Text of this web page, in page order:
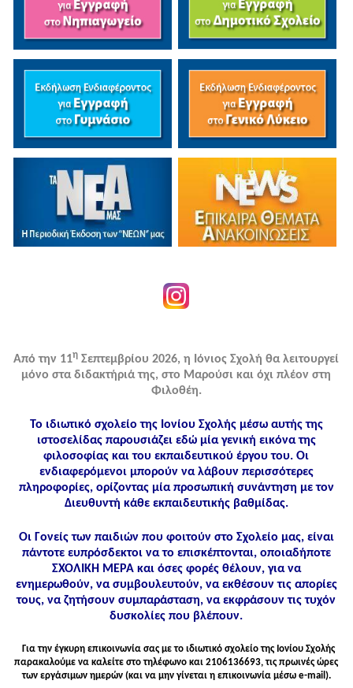
Από την 11η Σεπτεμβρίου 2026, η Ιόνιος Σχολή θα λειτουργεί
μόνο στα διδακτήριά της, στο Μαρούσι και όχι πλέον στη
Φιλοθέη.
Το ιδιωτικό σχολείο της Ιονίου Σχολής μέσω αυτής της
ιστοσελίδας παρουσιάζει εδώ μία γενική εικόνα της
φιλοσοφίας και του εκπαιδευτικού έργου του. Οι
ενδιαφερόμενοι μπορούν να λάβουν περισσότερες
πληροφορίες, ορίζοντας μία προσωπική συνάντηση με τον
Διευθυντή κάθε εκπαιδευτικής βαθμίδας.
Οι Γονείς των παιδιών που φοιτούν στο Σχολείο μας, είναι
πάντοτε ευπρόσδεκτοι να το επισκέπτονται, οποιαδήποτε
ΣΧΟΛΙΚΗ ΜΕΡΑ και όσες φορές θέλουν, για να
ενημερωθούν, να συμβουλευτούν, να εκθέσουν τις απορίες
τους, να ζητήσουν συμπαράσταση, να εκφράσουν τις τυχόν
δυσκολίες που βλέπουν.
Για την έγκυρη επικοινωνία σας με το ιδιωτικό σχολείο της Ιονίου Σχολής
παρακαλούμε να καλείτε στo τηλέφωνo και 2106136693, τις πρωινές ώρες
των εργάσιμων ημερών (και να μην γίνεται η επικοινωνία μέσω e-mail).